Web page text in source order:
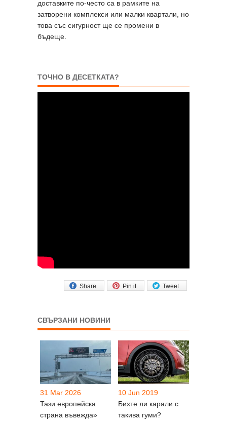
доставките по-често са в рамките на
затворени комплекси или малки квартали, но
това със сигурност ще се промени в
бъдеще.
ТОЧНО В ДЕСЕТКАТА?
Tweet
Pin it
Share
СВЪРЗАНИ НОВИНИ
31 Mar 2026
Тази европейска
страна въвежда»
10 Jun 2019
Бихте ли карали с
такива гуми?